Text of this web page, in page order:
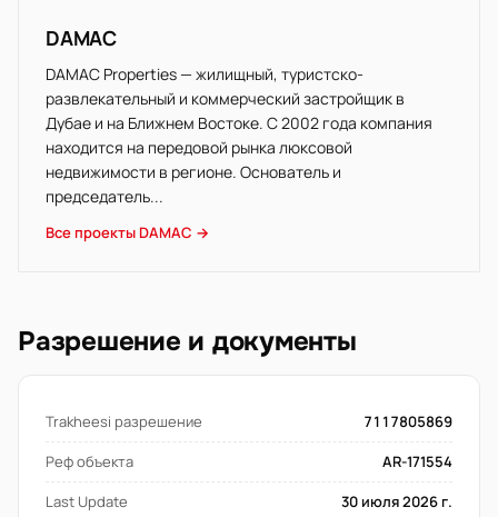
DAMAC
DAMAC Properties — жилищный, туристско-
развлекательный и коммерческий застройщик в
Дубае и на Ближнем Востоке. С 2002 года компания
находится на передовой рынка люксовой
недвижимости в регионе. Основатель и
председатель...
Все проекты DAMAC →
Разрешение и документы
Trakheesi разрешение
7117805869
Реф объекта
AR-171554
Last Update
30 июля 2026 г.